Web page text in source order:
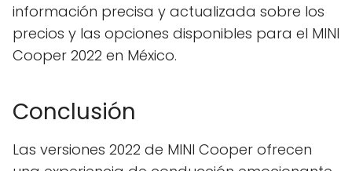
información precisa y actualizada sobre los
precios y las opciones disponibles para el MINI
Cooper 2022 en México.
Conclusión
Las versiones 2022 de MINI Cooper ofrecen